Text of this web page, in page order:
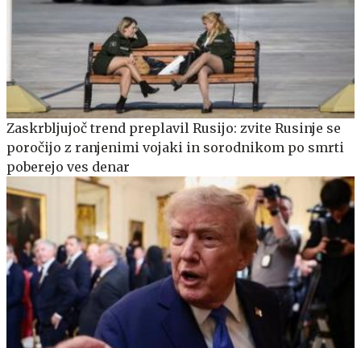
Zaskrbljujoč trend preplavil Rusijo: zvite Rusinje se
poročijo z ranjenimi vojaki in sorodnikom po smrti
poberejo ves denar